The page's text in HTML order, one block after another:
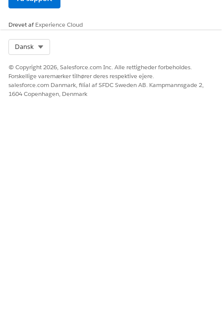
Giv os besked, så vi kan forbedre os!
Drevet afExperience Cloud
Dansk
© Copyright 2026, Salesforce.com Inc. Alle rettigheder forbeholdes.
Forskellige varemærker tilhører deres respektive ejere.
salesforce.com Danmark, filial af SFDC Sweden AB. Kampmannsgade 2,
1604 Copenhagen, Denmark